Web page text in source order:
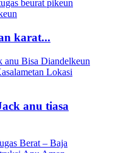
karat...
anu tiasa